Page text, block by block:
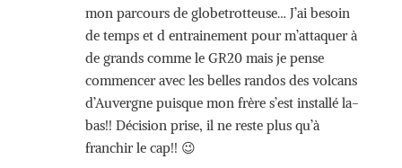
mon parcours de globetrotteuse… J’ai besoin
de temps et d entrainement pour m’attaquer à
de grands comme le GR20 mais je pense
commencer avec les belles randos des volcans
d’Auvergne puisque mon frère s’est installé la-
bas!! Décision prise, il ne reste plus qu’à
franchir le cap!! 😉